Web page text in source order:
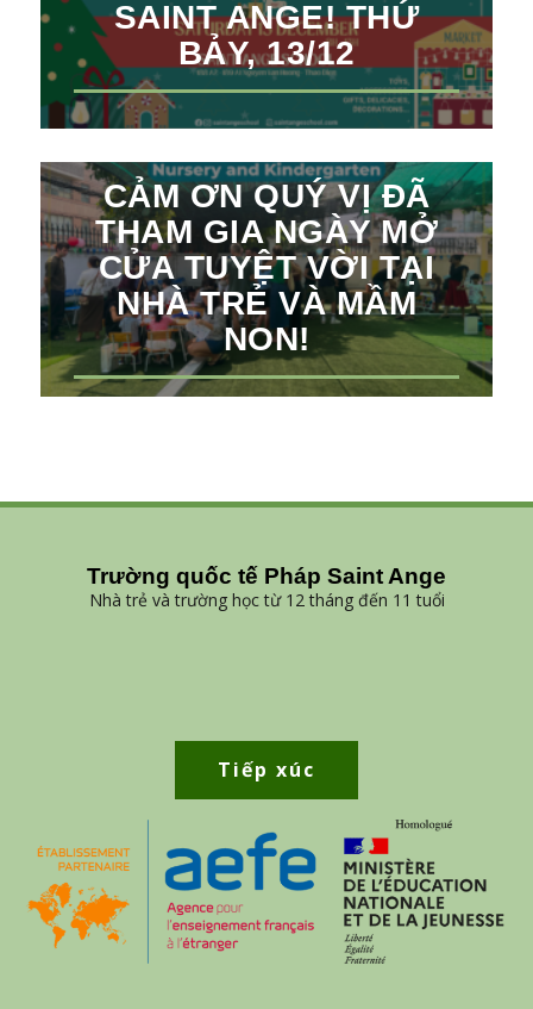
SAINT ANGE! THỨ
BẢY, 13/12
CẢM ƠN QUÝ VỊ ĐÃ
THAM GIA NGÀY MỞ
CỬA TUYỆT VỜI TẠI
NHÀ TRẺ VÀ MẦM
NON!
Trường quốc tế Pháp Saint Ange
Nhà trẻ và trường học từ 12 tháng đến 11 tuổi
Tiếp xúc